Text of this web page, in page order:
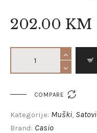
202.00 KM
COMPARE 
Kategorije: Muški Satovi
Brand: Casio